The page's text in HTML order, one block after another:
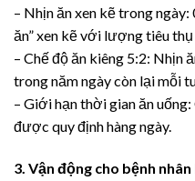
– Nhịn ăn xen kẽ trong
ăn” xen kẽ với lượng tiêu thụ
– Chế độ ăn kiêng 5:2: Nhịn
trong năm ngày còn lại mỗi
– Giới hạn thời gian ăn
được quy định hàng ngày.
3. Vận động cho bệnh